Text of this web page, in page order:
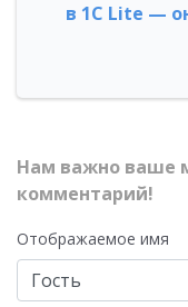
в 1С Lite —
Нам важно ваше
комментарий!
Отображаемое имя